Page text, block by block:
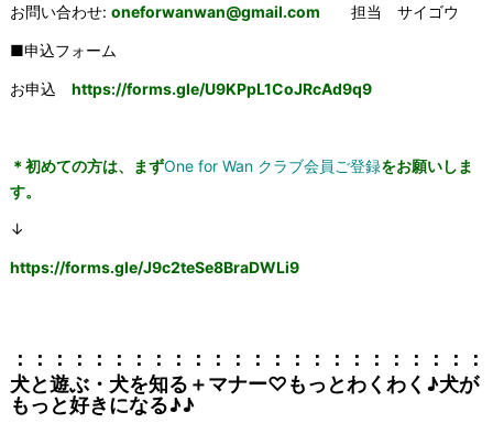
お問い合わせ: oneforwanwan@gmail.com 担当 サイゴウ
■申込フォーム
お申込 https://forms.gle/U9KPpL1CoJRcAd9q9
＊初めての方は、まずOne for Wan クラブ会員ご登録をお願いしま
す。
↓
https://forms.gle/J9c2teSe8BraDWLi9
：：：：：：：：：：：：：：：：：：：：：：：
犬と遊ぶ・犬を知る＋マナー♡もっとわくわく♪犬が
もっと好きになる♪♪